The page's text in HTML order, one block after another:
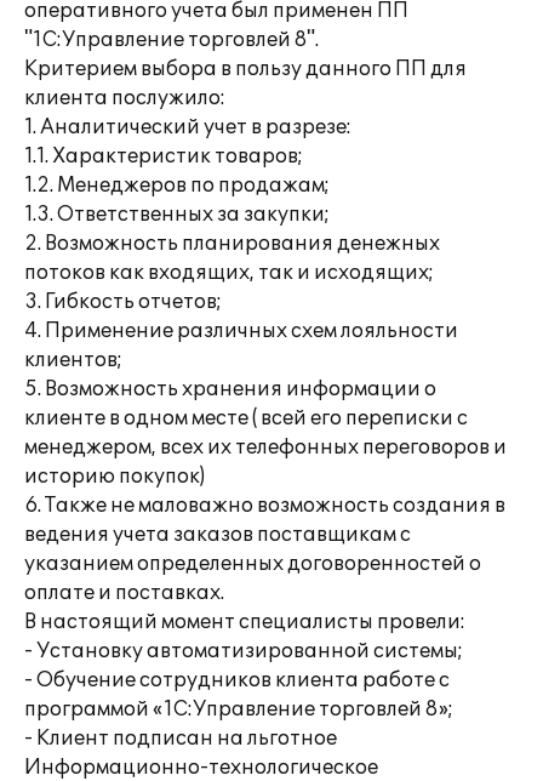
оперативного учета был применен ПП
"1С:Управление торговлей 8".
Критерием выбора в пользу данного ПП для
клиента послужило:
1. Аналитический учет в разрезе:
1.1. Характеристик товаров;
1.2. Менеджеров по продажам;
1.3. Ответственных за закупки;
2. Возможность планирования денежных
потоков как входящих, так и исходящих;
3. Гибкость отчетов;
4. Применение различных схем лояльности
клиентов;
5. Возможность хранения информации о
клиенте в одном месте ( всей его переписки с
менеджером, всех их телефонных переговоров и
историю покупок)
6. Также не маловажно возможность создания в
ведения учета заказов поставщикам с
указанием определенных договоренностей о
оплате и поставках.
В настоящий момент специалисты провели:
- Установку автоматизированной системы;
- Обучение сотрудников клиента работе с
программой «1С:Управление торговлей 8»;
- Клиент подписан на льготное
Информационно-технологическое